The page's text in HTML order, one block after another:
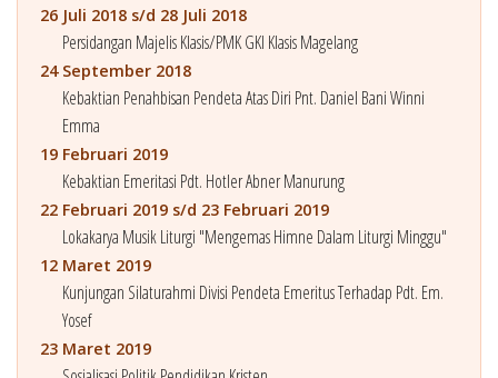
26 Juli 2018 s/d 28 Juli 2018
Persidangan Majelis Klasis/PMK GKI Klasis Magelang
24 September 2018
Kebaktian Penahbisan Pendeta Atas Diri Pnt. Daniel Bani Winni
Emma
19 Februari 2019
Kebaktian Emeritasi Pdt. Hotler Abner Manurung
22 Februari 2019 s/d 23 Februari 2019
Lokakarya Musik Liturgi "Mengemas Himne Dalam Liturgi Minggu"
12 Maret 2019
Kunjungan Silaturahmi Divisi Pendeta Emeritus Terhadap Pdt. Em.
Yosef
23 Maret 2019